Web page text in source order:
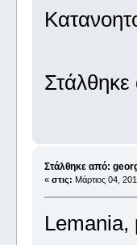
Στάλθηκε από:
« στις: Μάρτιος 04,
Lemania,